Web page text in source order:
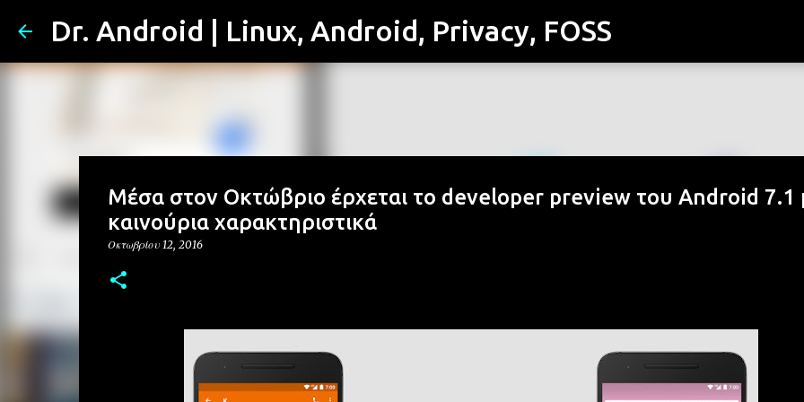
Μετάβαση στο κύριο περιεχόμενο
Dr. Android | Linux, Android, Privacy, FOSS
Μέσα στον Οκτώβριο έρχεται το developer preview του Android 7.1
καινούρια χαρακτηριστικά
Οκτωβρίου 12, 2016